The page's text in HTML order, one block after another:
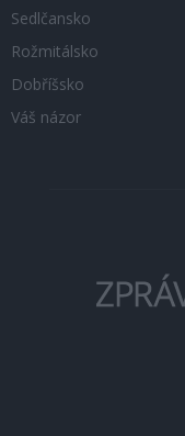
Sedlčansko
Rožmitálsko
Dobříšsko
Váš názor